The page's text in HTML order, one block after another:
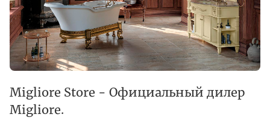
Migliore Store - Официальный дилер
Migliore.